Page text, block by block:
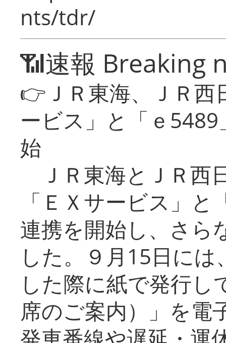
nts/tdr/
📶速報 Breaking
👉ＪＲ東海、ＪＲ
ービス」と「ｅ
始
ＪＲ東海とＪＲ西
「ＥＸサービス」
連携を開始し、さら
した。９月15日に
した際に紙で発行し
席のご案内）」を電